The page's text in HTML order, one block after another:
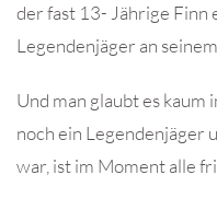
der fast 13- Jährige Finn
Legendenjäger an
Und man glaubt es
noch ein Legendenjäger
war, ist im Moment alle